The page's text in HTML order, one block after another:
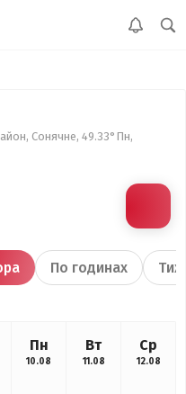
Сонячне, 49.33°Пн,
По годинах
Пн
10.08
Вт
11.08
Ср
12.08